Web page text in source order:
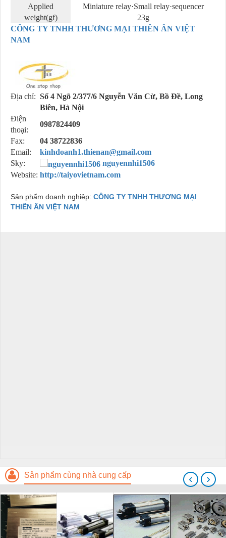
Applied
Miniature relay·Small relay·sequencer
weight(gf)
23g
CÔNG TY TNHH THƯƠNG MẠI THIÊN ÂN VIỆT
NAM
Địa chỉ: Số 4 Ngõ 2/377/6 Nguyễn Văn Cừ, Bồ Đề, Long
Biên, Hà Nội
Điện
thoại:
0987824409
Fax:
04 38722836
Email:
kinhdoanh1.thienan@gmail.com
Sky:
nguyennhi1506
Website: http://taiyovietnam.com
Sản phẩm doanh nghiệp: CÔNG TY TNHH THƯƠNG MẠI
THIÊN ÂN VIỆT NAM
Sản phẩm cùng nhà cung cấp ‹ ›